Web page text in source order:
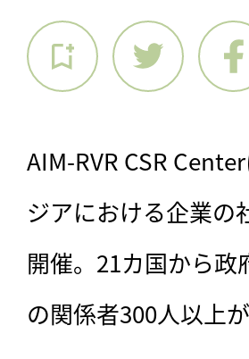
AIM-RVR CSR
ジアにおける企業の
開催。21カ国から政
の関係者300人以上